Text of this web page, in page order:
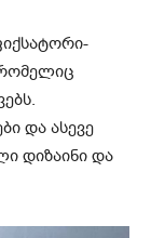
და ასევე
დიზაინი და